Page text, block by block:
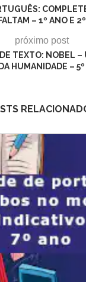
– 1º ANO E
próximo post
TEXTO: NOBEL –
HUMANIDADE –